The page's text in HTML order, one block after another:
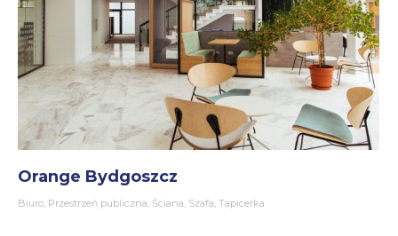
Orange Bydgoszcz
Biuro, Przestrzeń publiczna, Ściana, Szafa, Tapicerka